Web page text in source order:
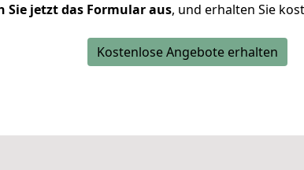
Sie jetzt das Formular aus, und erhalten Sie
Kostenlose Angebote erhalten